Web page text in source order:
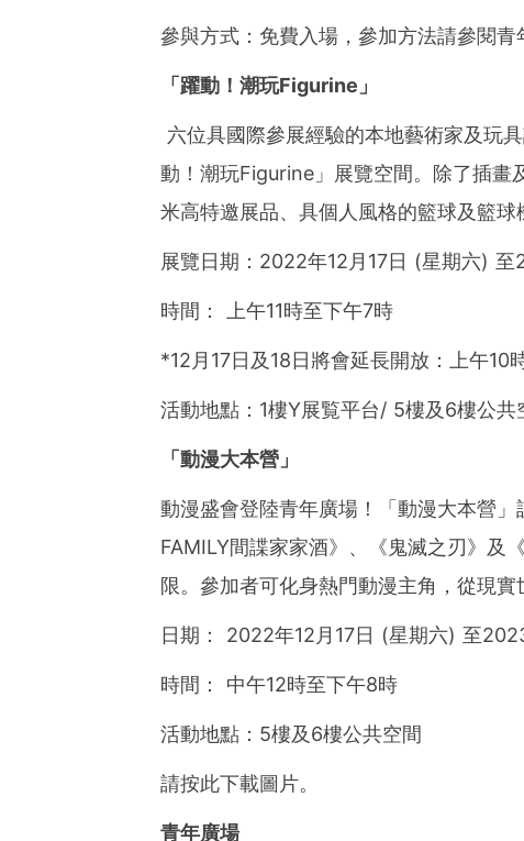
參與方式：免費入場，參加方法請參閱青
「躍動！潮玩Figurine 」
六位具國際參展經驗的本地藝術家及玩
動！潮玩Figurine」展覽空間。除了插畫
米高特邀展品、具個人風格的籃球及籃球
展覽日期：2022年12月17日 (星期六)
時間： 上午11時至下午7時
*12月17日及18日將會延長開放：上午10
活動地點：1樓Y展覧平台/ 5樓及6樓公共
「動漫大本營」
動漫盛會登陸青年廣場！「動漫大本營
FAMILY間諜家家酒》、《鬼滅之刃》及
限。參加者可化身熱門動漫主角，從現實
日期： 2022年12月17日 (星期六) 至
時間： 中午12時至下午8時
活動地點：5樓及6樓公共空間
請按此下載圖片。
青年廣場